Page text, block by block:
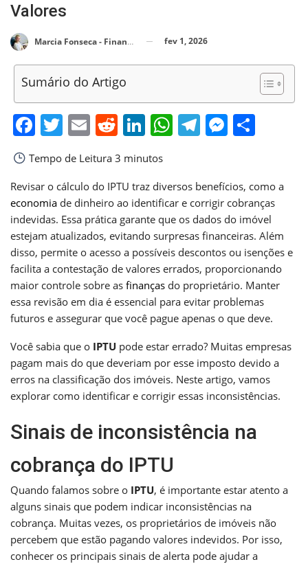
Valores
Marcia Fonseca - Financial Consultant fev 1, 2026
Sumário do Artigo
Facebook
Twitter
EmailReddit
LinkedIn
WhatsApp
Telegram
Tempo de Leitura 3 minutos
Revisar o cálculo do IPTU traz diversos benefícios, como a
economia de dinheiro ao identificar e corrigir cobranças
indevidas. Essa prática garante que os dados do imóvel
estejam atualizados, evitando surpresas financeiras. Além
disso, permite o acesso a possíveis descontos ou isenções e
facilita a contestação de valores errados, proporcionando
maior controle sobre as finanças do proprietário. Manter
essa revisão em dia é essencial para evitar problemas
futuros e assegurar que você pague apenas o que deve.
Você sabia que o IPTU pode estar errado? Muitas empresas
pagam mais do que deveriam por esse imposto devido a
erros na classificação dos imóveis. Neste artigo, vamos
explorar como identificar e corrigir essas inconsistências.
Sinais de inconsistência na
cobrança do IPTU
Quando falamos sobre o IPTU, é importante estar atento a
alguns sinais que podem indicar inconsistências na
cobrança. Muitas vezes, os proprietários de imóveis não
percebem que estão pagando valores indevidos. Por isso,
conhecer os principais sinais de alerta pode ajudar a